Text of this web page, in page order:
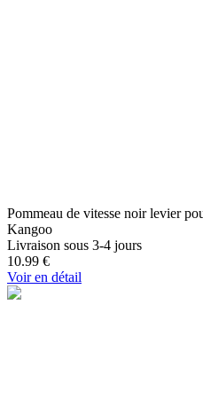
Pommeau de vitesse noir levier
Kangoo
Livraison sous 3-4 jours
10.99 €
Voir en détail